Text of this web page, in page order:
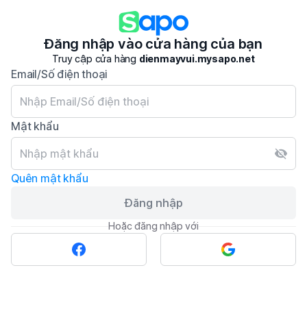
Đăng nhập vào cửa hàng của bạn
Truy cập cửa hàng dienmayvui.mysapo.net
Email/Số điện thoại
Mật khẩu
Quên mật khẩu
Đăng nhập
Hoặc đăng nhập với